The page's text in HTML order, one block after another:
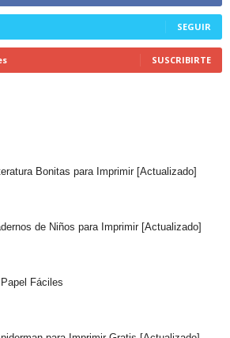
SEGUIR
SUSCRIBIRTE
Bonitas para Imprimir [Actualizado]
de Niños para Imprimir [Actualizado]
Fáciles